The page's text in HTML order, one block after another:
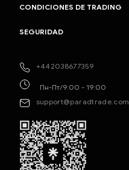
+442038677359
Пн-Пт/9:00 - 19:00
support@paradtrade.com
CONDICIONES DE TRADING
SEGURIDAD